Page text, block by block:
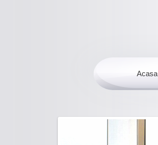
Acasa